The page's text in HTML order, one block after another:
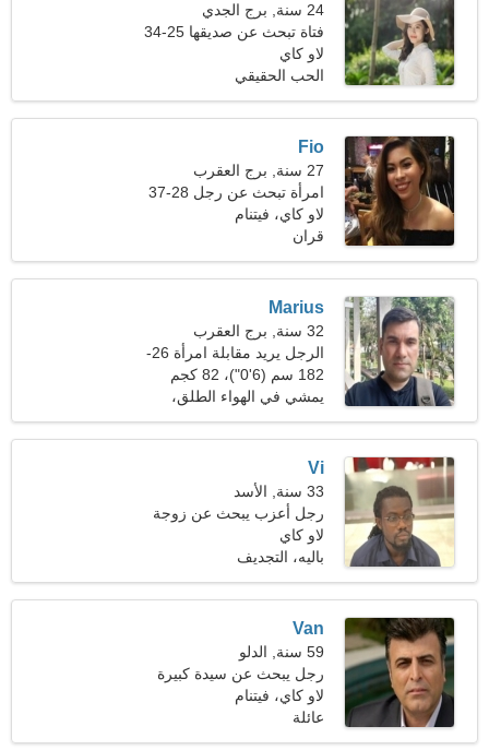
24 سنة, برج الجدي
فتاة تبحث عن صديقها 25-34
لاو كاي
الحب الحقيقي
Fio
27 سنة, برج العقرب
امرأة تبحث عن رجل 28-37
لاو كاي، فيتنام
قران
Marius
32 سنة, برج العقرب
الرجل يريد مقابلة امرأة 26-
30
182 سم (6'0")، 82 كجم
(180 رطلا)
يمشي في الهواء الطلق،
التطوع
Vi
33 سنة, الأسد
رجل أعزب يبحث عن زوجة
23-29
لاو كاي
باليه، التجديف
Van
59 سنة, الدلو
رجل يبحث عن سيدة كبيرة
لاو كاي، فيتنام
عائلة